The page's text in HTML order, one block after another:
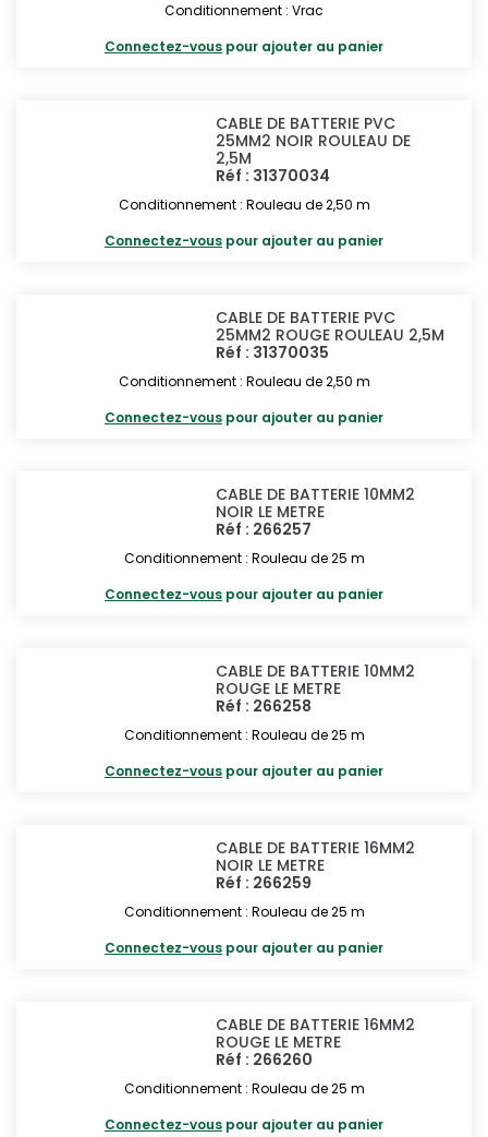
Conditionnement : Vrac
Connectez-vous pour ajouter au panier
CABLE DE BATTERIE PVC
25MM2 NOIR ROULEAU DE
2,5M
Réf : 31370034
Conditionnement : Rouleau de 2,50 m
Connectez-vous pour ajouter au panier
CABLE DE BATTERIE PVC
25MM2 ROUGE ROULEAU 2,5M
Réf : 31370035
Conditionnement : Rouleau de 2,50 m
Connectez-vous pour ajouter au panier
CABLE DE BATTERIE 10MM2
NOIR LE METRE
Réf : 266257
Conditionnement : Rouleau de 25 m
Connectez-vous pour ajouter au panier
CABLE DE BATTERIE 10MM2
ROUGE LE METRE
Réf : 266258
Conditionnement : Rouleau de 25 m
Connectez-vous pour ajouter au panier
CABLE DE BATTERIE 16MM2
NOIR LE METRE
Réf : 266259
Conditionnement : Rouleau de 25 m
Connectez-vous pour ajouter au panier
CABLE DE BATTERIE 16MM2
ROUGE LE METRE
Réf : 266260
Conditionnement : Rouleau de 25 m
Connectez-vous pour ajouter au panier